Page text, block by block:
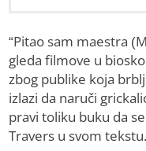
“Pitao sam maestra
gleda filmove u
zbog publike koja
izlazi da naruči
pravi toliku buku da
Travers u svom tekstu.